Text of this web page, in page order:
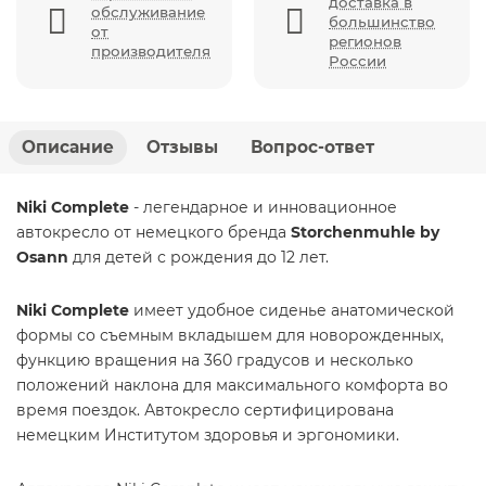
обслуживание
от
производителя
большинство
регионов
России
Описание Отзывы Вопрос-ответ
Niki Complete - легендарное и инновационное
автокресло от немецкого бренда Storchenmuhle by
Osann для детей с рождения до 12 лет.
Niki Complete имеет удобное сиденье анатомической
формы со съемным вкладышем для новорожденных,
функцию вращения на 360 градусов и несколько
положений наклона для максимального комфорта во
время поездок. Автокресло сертифицирована
немецким Институтом здоровья и эргономики.